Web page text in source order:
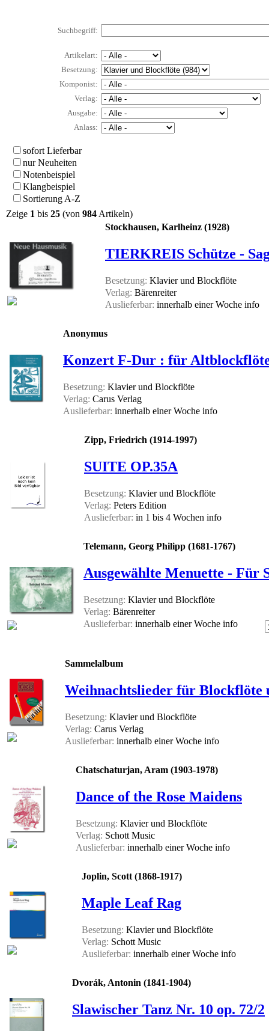
Suchbegriff:
Artikelart:
Besetzung:
Komponist:
Verlag:
Ausgabe:
Anlass:
sofort Lieferbar
nur Neuheiten
Notenbeispiel
Klangbeispiel
Sortierung A-Z
Zeige 1 bis 25 (von 984Artikeln)
Stockhausen, Karlheinz (1928)
TIERKREIS Schütze -
Besetzung: Klavier und Blockflöte
Verlag: Bärenreiter
Auslieferbar: innerhalb einer Woche info
Anonymus
Konzert F-Dur : für
Besetzung: Klavier und Blockflöte
Verlag: Carus Verlag
Auslieferbar: innerhalb einer Woche info
Zipp, Friedrich (1914-1997)
SUITE OP.35A
Besetzung: Klavier und Blockflöte
Verlag: Peters Edition
Auslieferbar: in 1 bis 4 Wochen info
Telemann, Georg Philipp (1681-1767)
Ausgewählte Menuette - Für
Besetzung: Klavier und Blockflöte
Verlag: Bärenreiter
Auslieferbar: innerhalb einer Woche info
Sammelalbum
Weihnachtslieder für Blockflöte
Besetzung: Klavier und Blockflöte
Verlag: Carus Verlag
Auslieferbar: innerhalb einer Woche info
Chatschaturjan, Aram (1903-1978)
Dance of the Rose Maidens
Besetzung: Klavier und Blockflöte
Verlag: Schott Music
Auslieferbar: innerhalb einer Woche info
Joplin, Scott (1868-1917)
Maple Leaf Rag
Besetzung: Klavier und Blockflöte
Verlag: Schott Music
Auslieferbar: innerhalb einer Woche info
Dvorák, Antonin (1841-1904)
Slawischer Tanz Nr. 10 op. 72/2